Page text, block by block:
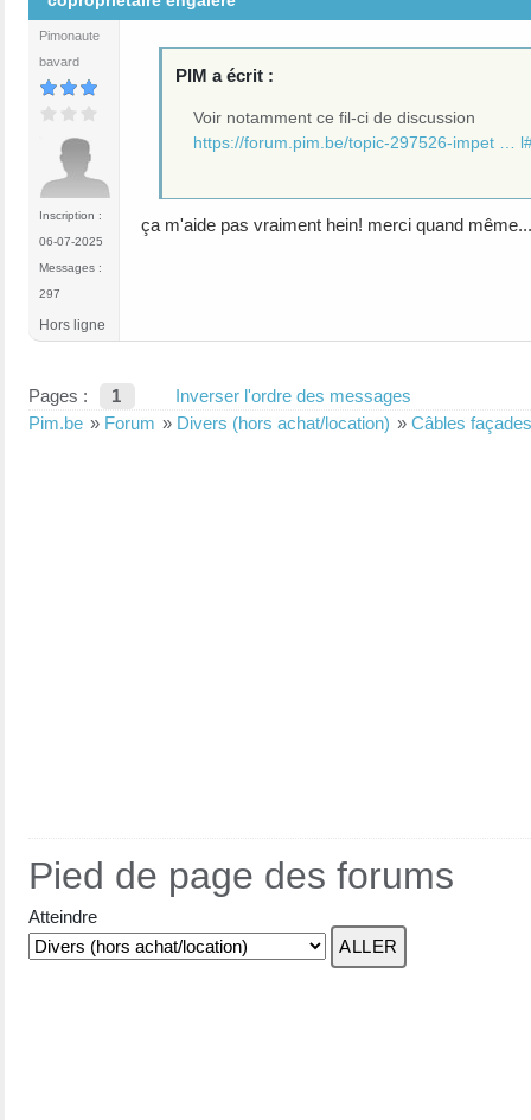
Pimonaute
bavard
Inscription :
06-07-2025
Messages :
297
PIM a écrit :
Voir notamment ce fil-ci de discussion
https://forum.pim.be/topic-297526-impet …
ça m'aide pas vraiment hein! merci quand
Hors ligne
Pages : 1
Inverser l'ordre des messages
Pim.be » Forum » Divers (hors achat/location) » Câbles
Pied de page des forums
Atteindre